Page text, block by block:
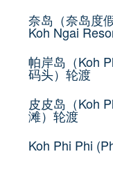
奈岛（奈岛度
Koh Ngai
帕岸岛（Koh
码头）轮渡
皮皮岛（Koh
滩）轮渡
Koh Phi Phi